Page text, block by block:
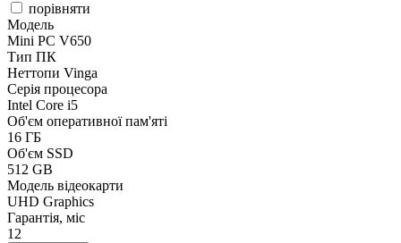
порівняти
Модель
Mini PC V650
Тип ПК
Неттопи Vinga
Серія процесора
Intel Core i5
Об'єм оперативної пам'яті
16 ГБ
Об'єм SSD
512 GB
Модель відеокарти
UHD Graphics
Гарантія, міс
12